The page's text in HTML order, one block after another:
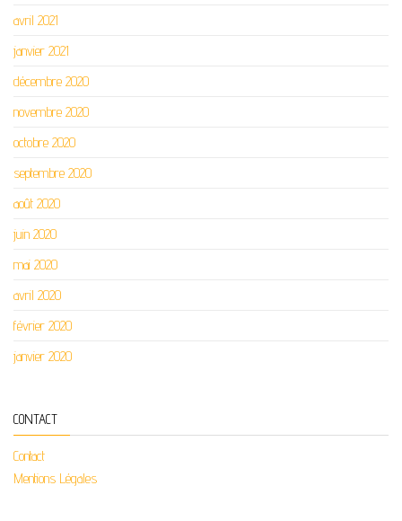
avril 2021
janvier 2021
décembre 2020
novembre 2020
octobre 2020
septembre 2020
août 2020
juin 2020
mai 2020
avril 2020
février 2020
janvier 2020
CONTACT
Contact
Mentions Légales